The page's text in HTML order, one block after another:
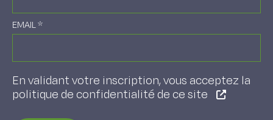
EMAIL*
En validant votre inscription, vous acceptez la
politique de confidentialité de ce site